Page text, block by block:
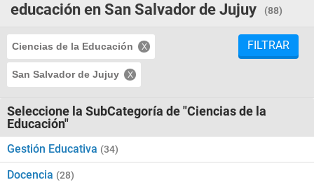
educación en San Salvador de Jujuy
(88)
Ciencias de la Educación
San Salvador de Jujuy
FILTRAR
Seleccione la SubCategoría de "Ciencias de la
Educación"
Gestión Educativa (34)
Docencia (28)